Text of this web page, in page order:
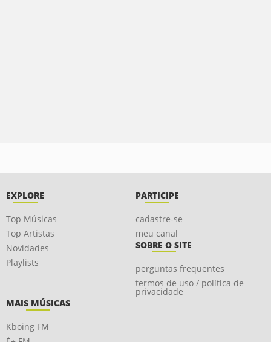
EXPLORE
Top Músicas
Top Artistas
Novidades
Playlists
PARTICIPE
cadastre-se
meu canal
SOBRE O SITE
perguntas frequentes
termos de uso / política de
privacidade
MAIS MÚSICAS
Kboing FM